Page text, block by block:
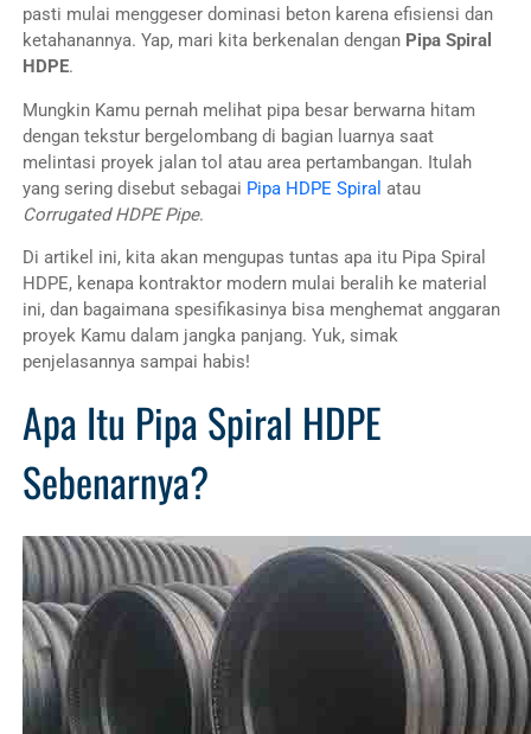
pasti mulai menggeser dominasi beton karena efisiensi dan
ketahanannya. Yap, mari kita berkenalan dengan Pipa Spiral
HDPE.
Mungkin Kamu pernah melihat pipa besar berwarna hitam
dengan tekstur bergelombang di bagian luarnya saat
melintasi proyek jalan tol atau area pertambangan. Itulah
yang sering disebut sebagai Pipa HDPE Spiral atau
Corrugated HDPE Pipe.
Di artikel ini, kita akan mengupas tuntas apa itu Pipa Spiral
HDPE, kenapa kontraktor modern mulai beralih ke material
ini, dan bagaimana spesifikasinya bisa menghemat anggaran
proyek Kamu dalam jangka panjang. Yuk, simak
penjelasannya sampai habis!
Apa Itu Pipa Spiral HDPE
Sebenarnya?